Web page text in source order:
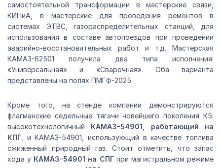
самостоятельной трансформации в мастерские связи,
КИПиА, в мастерские для проведения ремонтов в
системах ЭТВС, газораспределительных станций, для
использования в составе автопоездов при проведении
аварийно-восстановительных работ и т.д. Мастерская
КАМАЗ-62501 получила два типа исполнения:
«Универсальная» и «Сварочная». Оба варианта
представлены на полях ПМГФ-2025.
Кроме того, на стенде компании демонстрируются
флагманские седельные тягачи новейшего поколения К5:
высокотехнологичный КАМАЗ-54901, работающий на
КПГ , и КАМАЗ-54901, использующий в качестве топлива
сжиженный природный газ. Стоит отметить, что запас
хода у КАМАЗ-54901 на СПГпри магистральном режиме